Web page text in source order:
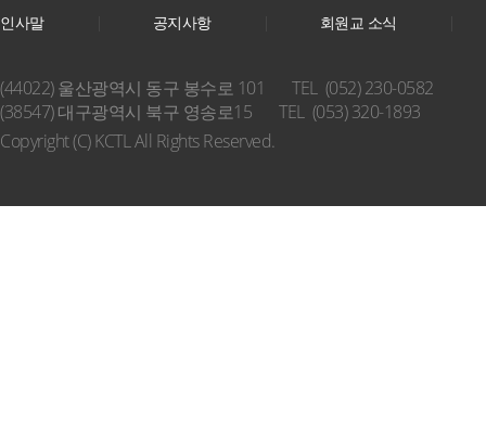
인사말 공지사항 회원교 소식
(44022) 울산광역시 동구 봉수로 101
TEL (052) 230-0582
(38547) 대구광역시 북구 영송로15
TEL (053) 320-1893
Copyright (C) KCTL All Rights Reserved.